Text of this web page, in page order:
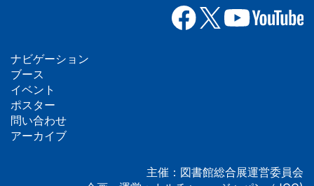
フ
ッ
タ
ナビゲーション
ブース
イベント
ポスター
問い合わせ
アーカイブ
主催：図書館総合展運営委員会